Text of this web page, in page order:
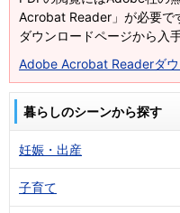
Acrobat Reader」が必要
ダウンロードページから入
Adobe Acrobat Readerダウ
暮らしのシーンから探す
妊娠・出産
子育て